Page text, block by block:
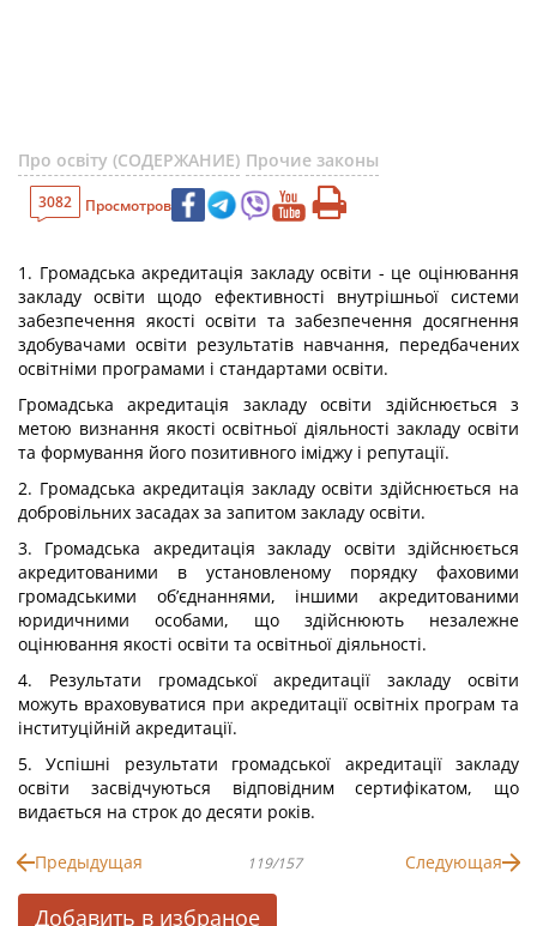
Про освіту (СОДЕРЖАНИЕ) Прочие законы
3082 Просмотров
1. Громадська акредитація закладу освіти - це оцінювання
закладу освіти щодо ефективності внутрішньої системи
забезпечення якості освіти та забезпечення досягнення
здобувачами освіти результатів навчання, передбачених
освітніми програмами і стандартами освіти.
Громадська акредитація закладу освіти здійснюється з
метою визнання якості освітньої діяльності закладу освіти
та формування його позитивного іміджу і репутації.
2. Громадська акредитація закладу освіти здійснюється на
добровільних засадах за запитом закладу освіти.
3. Громадська акредитація закладу освіти здійснюється
акредитованими в установленому порядку фаховими
громадськими об’єднаннями, іншими акредитованими
юридичними особами, що здійснюють незалежне
оцінювання якості освіти та освітньої діяльності.
4. Результати громадської акредитації закладу освіти
можуть враховуватися при акредитації освітніх програм та
інституційній акредитації.
5. Успішні результати громадської акредитації закладу
освіти засвідчуються відповідним сертифікатом, що
видається на строк до десяти років.
Предыдущая 119/157 Следующая
Добавить в избраное